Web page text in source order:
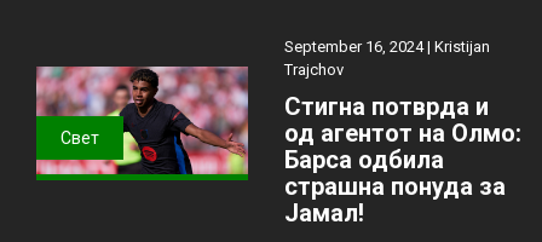
Свет
September 16, 2024 | Kristijan
Trajchov
Стигна потврда и
од агентот на Олмо:
Барса одбила
страшна понуда за
Јамал!